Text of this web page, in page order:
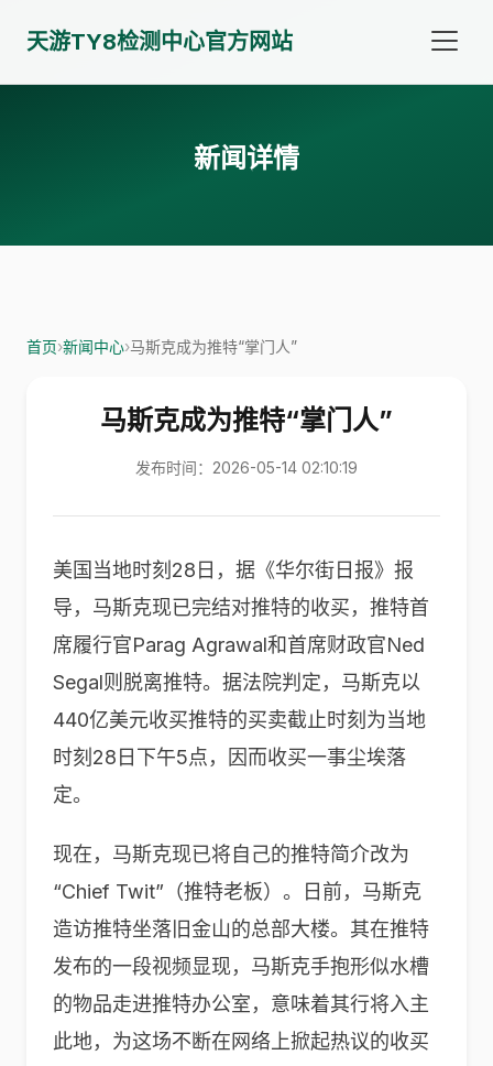
天游TY8检测中心官方网站
新闻详情
首页›新闻中心›马斯克成为推特“掌门人”
马斯克成为推特“掌门人”
发布时间：2026-05-14 02:10:19
美国当地时刻28日，据《华尔街日报》报
导，马斯克现已完结对推特的收买，推特首
席履行官Parag Agrawal和首席财政官Ned
Segal则脱离推特。据法院判定，马斯克以
440亿美元收买推特的买卖截止时刻为当地
时刻28日下午5点，因而收买一事尘埃落
定。
现在，马斯克现已将自己的推特简介改为
“Chief Twit”（推特老板）。日前，马斯克
造访推特坐落旧金山的总部大楼。其在推特
发布的一段视频显现，马斯克手抱形似水槽
的物品走进推特办公室，意味着其行将入主
此地，为这场不断在网络上掀起热议的收买